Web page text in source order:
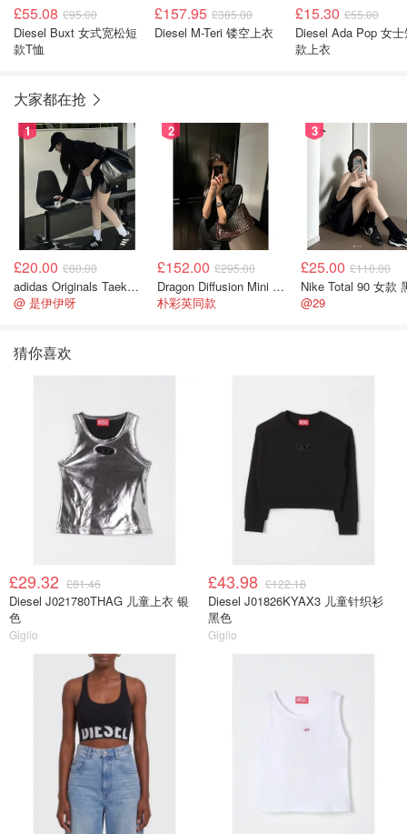
£55.08 £95.00
Diesel Buxt 女式宽松短
款T恤
£157.95 £385.00
Diesel M-Teri 镂空上衣
£15.30 £55.00
Diesel Ada Pop 女
款上衣
大家都在抢
1
£20.00 £80.00
adidas Originals Taekwondo 女款黑色运动鞋
@ 是伊伊呀
2
£152.00 £295.00
Dragon Diffusion Mini Flat Gora 深棕色手提包
朴彩英同款
3
£25.00 £110.00
Nike Total 90 女款
@29
猜你喜欢
£29.32 £81.46
Diesel J021780THAG 儿童上衣 银
色
Giglio
£43.98 £122.18
Diesel J01826KYAX3 儿童针织衫
黑色
Giglio